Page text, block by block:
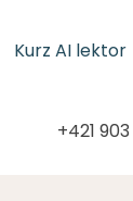
Kurz AI lektor
+421